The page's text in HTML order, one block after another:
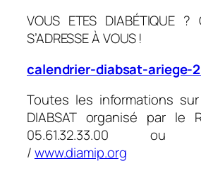
VOUS ETES DIABÉTIQUE ?
S’ADRESSE À VOUS !
calendrier-diabsat-ariege-
Toutes les informations
DIABSAT organisé par le
05.61.32.33.00 ou
/www.diamip.org